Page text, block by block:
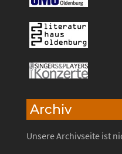
Archiv
Unsere Archivseite ist